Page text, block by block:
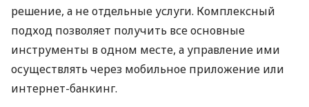
решение, а не отдельные услуги. Комплексный
подход позволяет получить все основные
инструменты в одном месте, а управление ими
осуществлять через мобильное приложение или
интернет-банкинг.